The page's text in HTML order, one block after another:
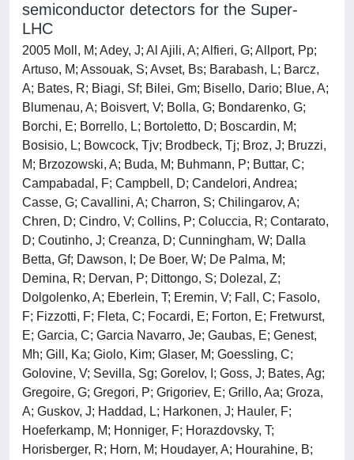
semiconductor detectors for the Super-
LHC
2005 Moll, M; Adey, J; Al Ajili, A; Alfieri, G; Allport, Pp;
Artuso, M; Assouak, S; Avset, Bs; Barabash, L; Barcz,
A; Bates, R; Biagi, Sf; Bilei, Gm; Bisello, Dario; Blue, A;
Blumenau, A; Boisvert, V; Bolla, G; Bondarenko, G;
Borchi, E; Borrello, L; Bortoletto, D; Boscardin, M;
Bosisio, L; Bowcock, Tjv; Brodbeck, Tj; Broz, J; Bruzzi,
M; Brzozowski, A; Buda, M; Buhmann, P; Buttar, C;
Campabadal, F; Campbell, D; Candelori, Andrea;
Casse, G; Cavallini, A; Charron, S; Chilingarov, A;
Chren, D; Cindro, V; Collins, P; Coluccia, R; Contarato,
D; Coutinho, J; Creanza, D; Cunningham, W; Dalla
Betta, Gf; Dawson, I; De Boer, W; De Palma, M;
Demina, R; Dervan, P; Dittongo, S; Dolezal, Z;
Dolgolenko, A; Eberlein, T; Eremin, V; Fall, C; Fasolo,
F; Fizzotti, F; Fleta, C; Focardi, E; Forton, E; Fretwurst,
E; Garcia, C; Garcia Navarro, Je; Gaubas, E; Genest,
Mh; Gill, Ka; Giolo, Kim; Glaser, M; Goessling, C;
Golovine, V; Sevilla, Sg; Gorelov, I; Goss, J; Bates, Ag;
Gregoire, G; Gregori, P; Grigoriev, E; Grillo, Aa; Groza,
A; Guskov, J; Haddad, L; Harkonen, J; Hauler, F;
Hoeferkamp, M; Honniger, F; Horazdovsky, T;
Horisberger, R; Horn, M; Houdayer, A; Hourahine, B;